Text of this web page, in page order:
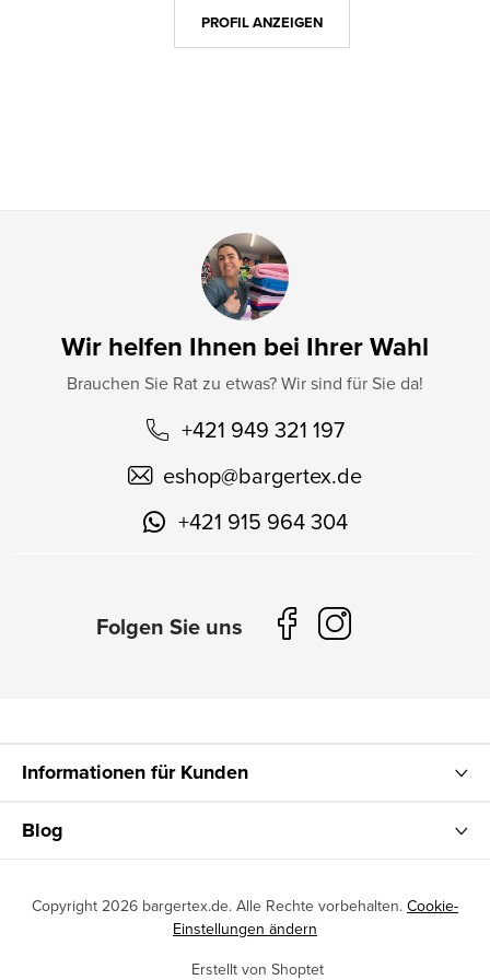
Wir helfen Ihnen bei Ihrer Wahl
Brauchen Sie Rat zu etwas? Wir sind für Sie da!
+421 949 321 197
eshop@bargertex.de
+421 915 964 304
PROFIL ANZEIGEN
Informationen für Kunden
Blog
Erstellt von Shoptet
Copyright 2026 bargertex.de. Alle Rechte vorbehalten. Cookie-
Einstellungen ändern